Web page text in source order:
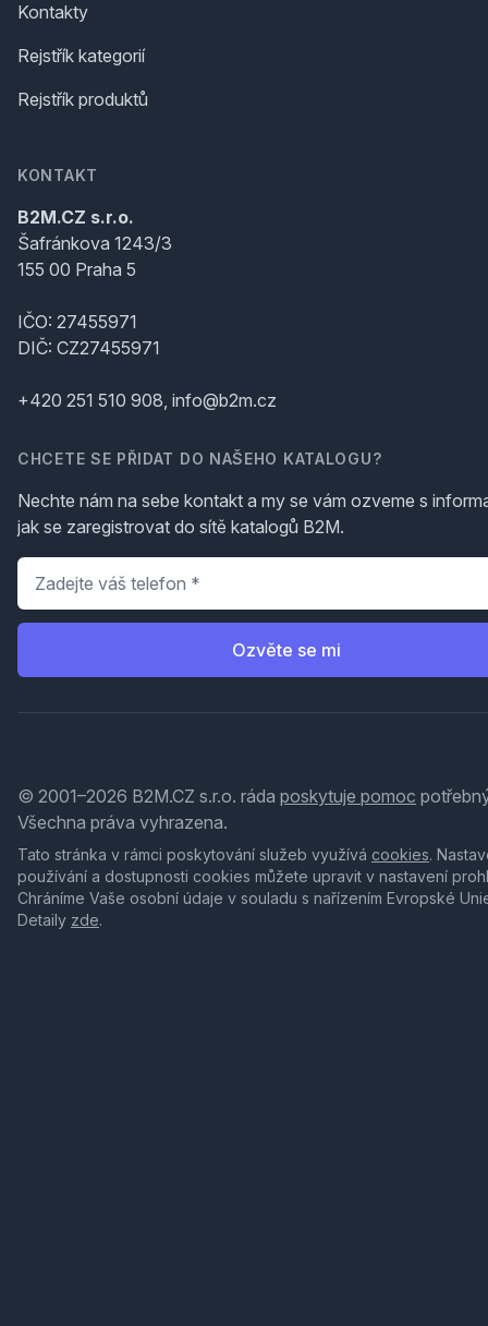
Kontakty
Rejstřík kategorií
Rejstřík produktů
KONTAKT
B2M.CZ s.r.o.
Šafránkova 1243/3
155 00 Praha 5
IČO: 27455971
DIČ: CZ27455971
+420 251 510 908, info@b2m.cz
CHCETE SE PŘIDAT DO NAŠEHO KATALOGU?
Nechte nám na sebe kontakt a my se vám ozveme s
jak se zaregistrovat do sítě katalogů B2M.
Telefon
Ozvěte se mi
© 2001–2026 B2M.CZ s.r.o. ráda poskytuje pomoc
Všechna práva vyhrazena.
Tato stránka v rámci poskytování služeb využívá cookies.
používání a dostupnosti cookies můžete upravit v nastavení
Chráníme Vaše osobní údaje v souladu s nařízením Evropské
Detaily zde.